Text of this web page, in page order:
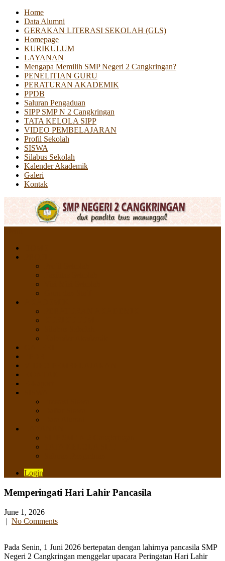
Home
Data Alumni
GERAKAN LITERASI SEKOLAH (GLS)
Homepage
KURIKULUM
LAYANAN
Mengapa Memilih SMP Negeri 2 Cangkringan?
PENELITIAN GURU
PERATURAN AKADEMIK
PPDB
Saluran Pengaduan
SIPP SMP N 2 Cangkringan
TATA KELOLA SIPP
VIDEO PEMBELAJARAN
Profil Sekolah
SISWA
Silabus Sekolah
Kalender Akademik
Galeri
Kontak
Login
Memperingati Hari Lahir Pancasila
June 1, 2026
| No Comments
Pada Senin, 1 Juni 2026 bertepatan dengan lahirnya pancasila SMP
Negeri 2 Cangkringan menggelar upacara Peringatan Hari Lahir